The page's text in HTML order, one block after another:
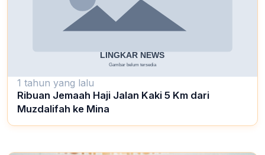
1 tahun yang lalu
Ribuan Jemaah Haji Jalan Kaki 5 Km dari
Muzdalifah ke Mina